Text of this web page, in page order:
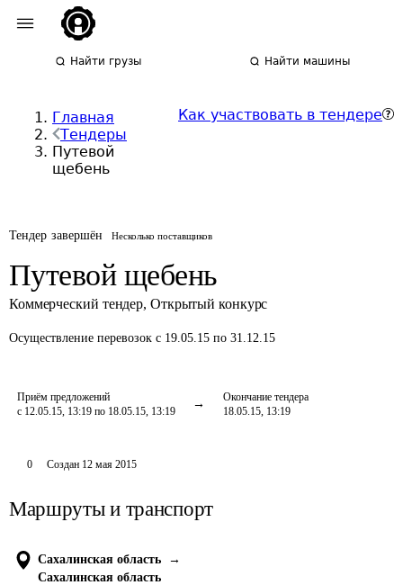
Найти грузы Найти машины
Главная
Тендеры
Путевой
щебень
Как участвовать в тендере
Тендер завершён Несколько поставщиков
Путевой щебень
Коммерческий тендер, Открытый конкурс
Осуществление перевозок с 19.05.15 по 31.12.15
Приём предложений
с 12.05.15, 13:19 по 18.05.15, 13:19
Окончание тендера
18.05.15, 13:19
0 Создан 12 мая 2015
Маршруты и транспорт
Сахалинская область
→
Сахалинская область